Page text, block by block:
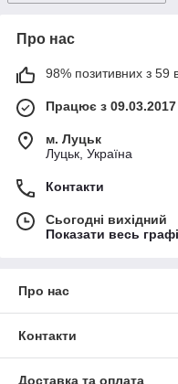
Про нас
98% позитивних з 59
Працює з 09.03.2017
м. Луцьк
Луцьк, Україна
Контакти
Сьогодні вихідний
Показати весь
Про нас
Контакти
Доставка та оплата